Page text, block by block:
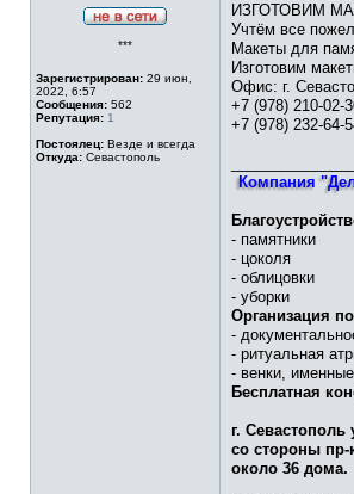
***
Зарегистрирован: 29 июн,
2022, 6:57
Сообщения: 562
Репутация: 1
Постоялец: Везде и всегда
Откуда: Севастополь
ИЗГОТОВИМ
Учтём все
Макеты для
Изготовим
Офис: г.
+7 (978) 210-02-
+7 (978) 232-64-
Компания
- памятники
- цоколя
- облицовки
- уборки
Организация
-
- ритуальная
- венки,
Бесплатная
г.
со стороны пр-
около 36 дома.